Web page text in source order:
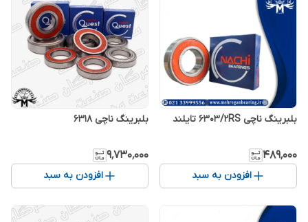
بلبرینگ ناچی 6303/2RS تایلند
۴۸۹٬۰۰۰
افزودن به سبد
بلبرینگ ناچی 6318
۹٬۷۳۰٬۰۰۰
افزودن به سبد